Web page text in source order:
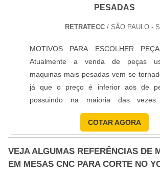
PESADAS
RETRATECC/ SÃO PAULO -
MOTIVOS PARA ESCOLHER
Atualmente a venda de peças
maquinas mais pesadas vem se
já que o preço é inferior aos de
possuindo na maioria das vezes
desempenho. Todas as empresas que
uma alta rotatividade das peças
pesadas e aquelas que querem
nível de excelência na qualidade dos
se beneficiar com os serviços. TIPOS
COTAR AGORA
VEJA ALGUMAS REFERÊNCIAS DE
EM MESAS CNC PARA CORTE NO